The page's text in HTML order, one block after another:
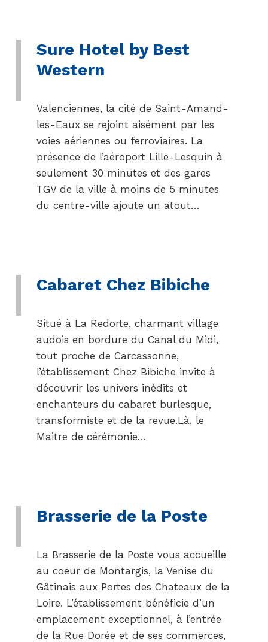
Sure Hotel by Best
Western
Valenciennes, la cité de Saint-Amand-
les-Eaux se rejoint aisément par les
voies aériennes ou ferroviaires. La
présence de l’aéroport Lille-Lesquin à
seulement 30 minutes et des gares
TGV de la ville à moins de 5 minutes
du centre-ville ajoute un atout…
Cabaret Chez Bibiche
Situé à La Redorte, charmant village
audois en bordure du Canal du Midi,
tout proche de Carcassonne,
l’établissement Chez Bibiche invite à
découvrir les univers inédits et
enchanteurs du cabaret burlesque,
transformiste et de la revue.Là, le
Maitre de cérémonie…
Brasserie de la Poste
La Brasserie de la Poste vous accueille
au coeur de Montargis, la Venise du
Gâtinais aux Portes des Chateaux de la
Loire. L’établissement bénéficie d’un
emplacement exceptionnel, à l’entrée
de la Rue Dorée et de ses commerces,